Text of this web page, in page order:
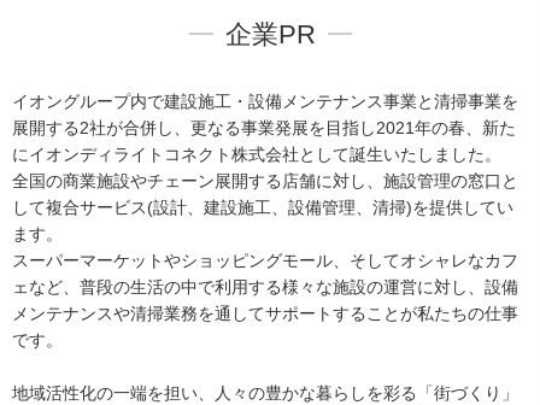
企業PR
イオングループ内で建設施工・設備メンテナンス事業と清掃事業を
展開する2社が合併し、更なる事業発展を目指し2021年の春、新た
にイオンディライトコネクト株式会社として誕生いたしました。
全国の商業施設やチェーン展開する店舗に対し、施設管理の窓口と
して複合サービス(設計、建設施工、設備管理、清掃)を提供してい
ます。
スーパーマーケットやショッピングモール、そしてオシャレなカフ
ェなど、普段の生活の中で利用する様々な施設の運営に対し、設備
メンテナンスや清掃業務を通してサポートすることが私たちの仕事
です。
地域活性化の一端を担い、人々の豊かな暮らしを彩る「街づくり」